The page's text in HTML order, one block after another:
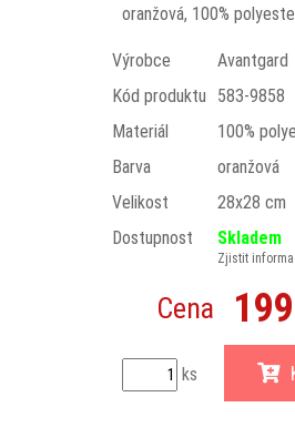
oranžová, 100%
Výrobce
Avantgard
Kód produktu
583-9858
Materiál
100%
Barva
oranžová
Velikost
28x28 cm
Dostupnost
Skladem
Zjistit
Cena
ks